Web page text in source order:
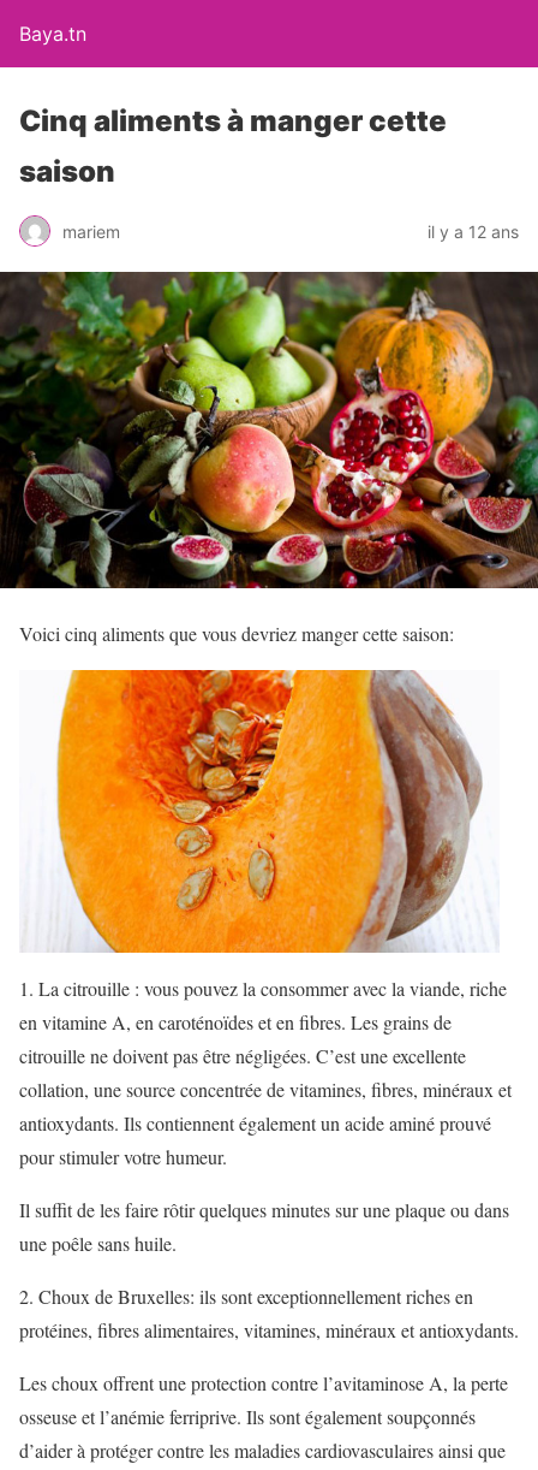
Baya.tn
Cinq aliments à manger cette
saison
mariem il y a 12 ans
Voici cinq aliments que vous devriez manger cette saison:
1. La citrouille : vous pouvez la consommer avec la viande, riche
en vitamine A, en caroténoïdes et en fibres. Les grains de
citrouille ne doivent pas être négligées. C’est une excellente
collation, une source concentrée de vitamines, fibres, minéraux et
antioxydants. Ils contiennent également un acide aminé prouvé
pour stimuler votre humeur.
Il suffit de les faire rôtir quelques minutes sur une plaque ou dans
une poêle sans huile.
2. Choux de Bruxelles: ils sont exceptionnellement riches en
protéines, fibres alimentaires, vitamines, minéraux et antioxydants.
Les choux offrent une protection contre l’avitaminose A, la perte
osseuse et l’anémie ferriprive. Ils sont également soupçonnés
d’aider à protéger contre les maladies cardiovasculaires ainsi que